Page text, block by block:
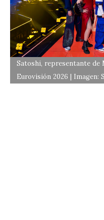
Satoshi, representante de
Eurovisión 2026 | Imagen: